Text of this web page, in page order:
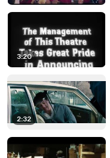
3:20
2:32